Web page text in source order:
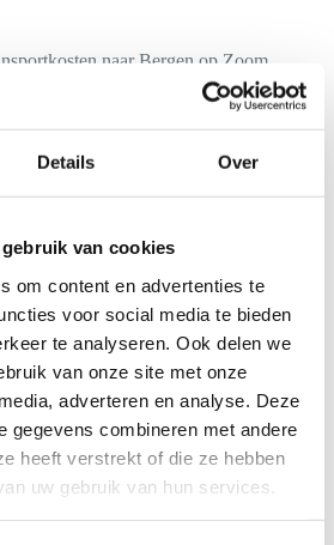
Details Over
van cookies
om content en advertenties te
voor social media te bieden
te analyseren. Ook delen we
van onze site met onze
adverteren en analyse. Deze
gegevens combineren met andere
heeft verstrekt of die ze hebben
uw gebruik van hun services.
naar Bergen op Zoom
hanteren>
smoothies maken>
smoothiebar huren?
we voor jouw evenement
kost om een smoothiebar te
dan vrijblijvend contact met
24 uur een aanbod op maat van